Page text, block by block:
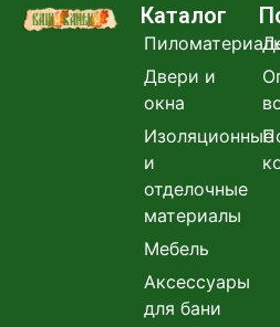
Каталог
Двери и
окна
Изоляционные
и
отделочные
материалы
Мебель
Аксессуары
для бани